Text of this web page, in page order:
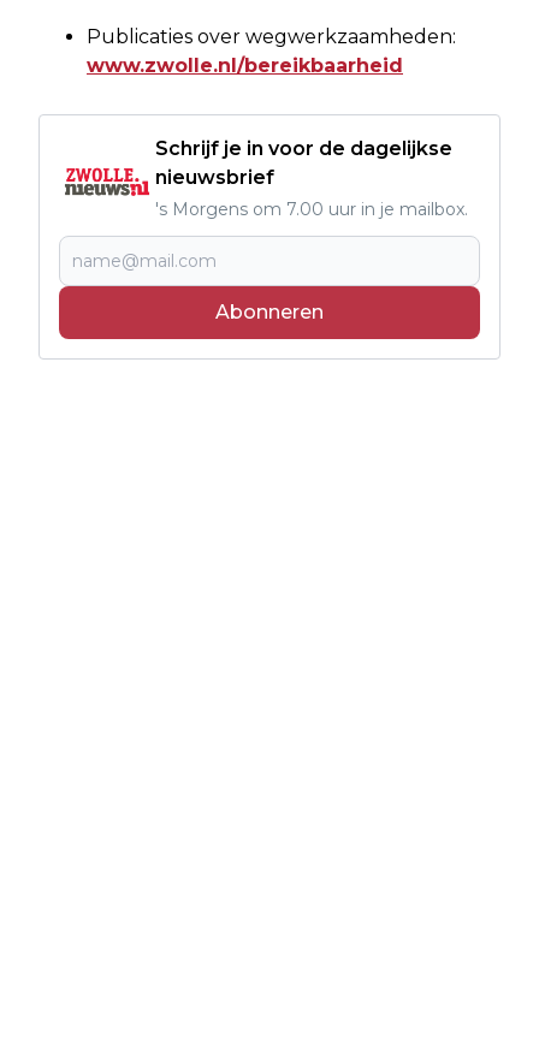
Publicaties over wegwerkzaamheden:
www.zwolle.nl/bereikbaarheid
Schrijf je in voor de dagelijkse
nieuwsbrief
's Morgens om 7.00 uur in je mailbox.
Abonneren